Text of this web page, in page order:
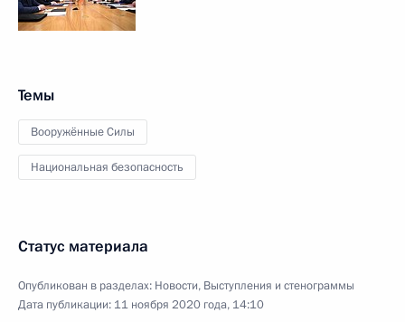
Темы
Вооружённые Силы
Национальная безопасность
Статус материала
Опубликован в разделах: Новости, Выступления и стенограммы
Дата публикации: 11 ноября 2020 года, 14:10